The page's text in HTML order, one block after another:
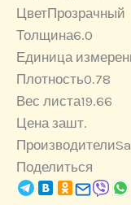
ЦветПрозрачный
Толщина6.0
Единица
Плотность0.78
Вес листа19.66
Цена зашт.
Производители
Поделиться